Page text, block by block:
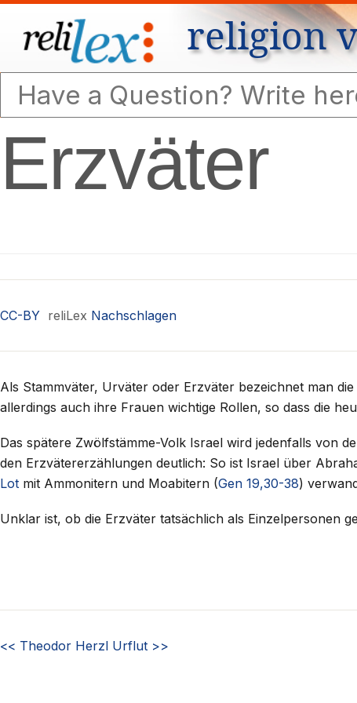
religion
Erzväter
CC-BY reliLex Nachschlagen
Als Stammväter, Urväter oder Erzväter bezeichnet man die
allerdings auch ihre Frauen wichtige Rollen, so dass die
Das spätere Zwölfstämme-Volk Israel wird jedenfalls von
den Erzvätererzählungen deutlich: So ist Israel über
Lot mit Ammonitern und Moabitern (Gen 19,30-38)
Unklar ist, ob die Erzväter tatsächlich als Einzelpersonen
<< Theodor Herzl Urflut >>